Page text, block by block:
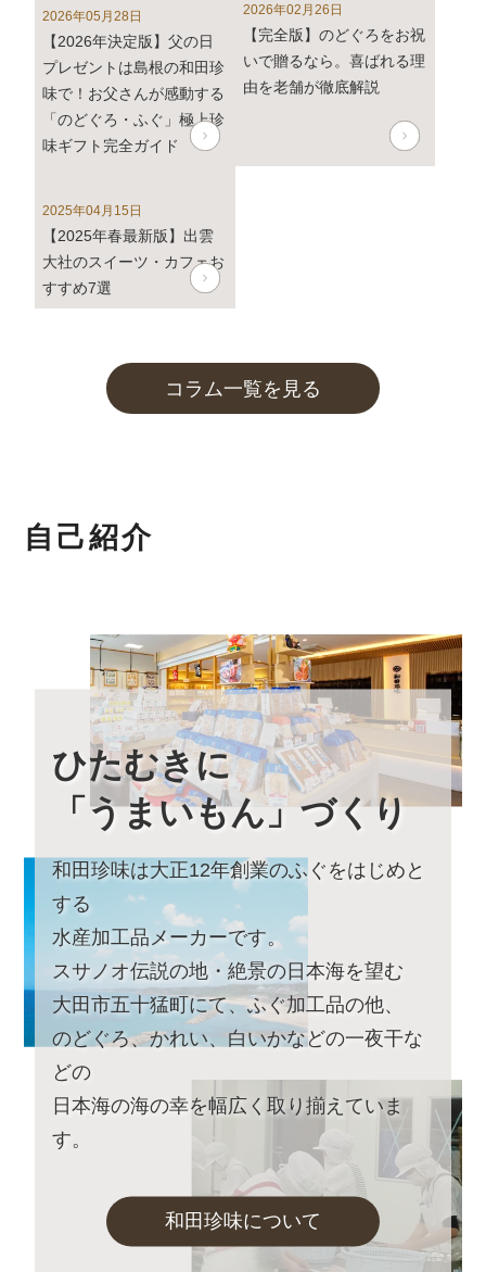
2024年3月1日大感謝祭「春のうまいもん」開催中！
2024年2月8日 【本店カフェイベントのお知らせ】
2月9日は「ふくの日」
2月9日より4日間、「ふくの日」イベント・抹茶フェア
を開催します。
年内発送受付は12月22日(金)午前中までとなります。12
月22日(金)午後以降のご注文は2024年1月12日(金)から
のお届けとなります。予めご了承下さい。
2023年12月5日 実店舗の年末年始の営業時間について
2023年9月7日 【本店カフェイベントのお知らせ】
「お月見カフェ」
2023年9月1日大感謝祭「秋のうまいもん」開催中！
最大約30%引の大特価です！
2023年8月24日 【本店カフェイベントのお知らせ】
「絶景×写真」
～みんなでカフェのアンバサダー♪～
詳しくはこちら
2023年8月22日 【本店カフェイベントのお知らせ】
9月23日土曜日は朝イベント
「絶景×ヨガ～日常から離れ自分へのご褒美を～」
詳しくはこちら
2023年7月25日 【お盆期間の発送に関するご案内】
お盆休みに伴い、下記の期間中はお荷物のご到着日とし
てお選びいただけません。
あらかじめご了承ください。
対象期間：2023年8月13日(日)～8月22日(火)
なお、ご注文は随時受け付けておりますので、いつでも
2023年5月26日
和田珍味「夏ギフト・お中元特集」開
2026年05月28日
【2026年決定版】父の日
プレゼントは島根の和田珍
味で！お父さんが感動する
「のどぐろ・ふぐ」極上珍
味ギフト完全ガイド
2026年02月26日
【完全版】のどぐろをお祝
いで贈るなら。喜ばれる理
由を老舗が徹底解説
2025年04月15日
【2025年春最新版】出雲
大社のスイーツ・カフェお
すすめ7選
コラム一覧を見る
自己紹介
ひたむきに
「うまいもん」づくり
和田珍味は大正12年創業のふぐをはじめと
する
水産加工品メーカーです。
スサノオ伝説の地・絶景の日本海を望む
大田市五十猛町にて、ふぐ加工品の他、
のどぐろ、かれい、白いかなどの一夜干な
どの
日本海の海の幸を幅広く取り揃えていま
す。
和田珍味について